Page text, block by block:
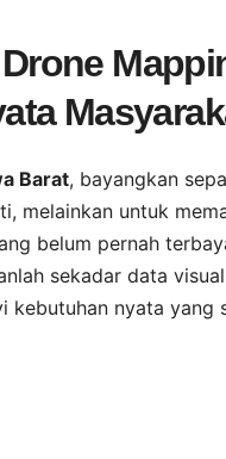
Barat, bayangkan
melainkan untuk
belum pernah
sekadar data
nyata